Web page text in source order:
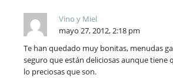
Vino y Miel
mayo 27, 2012, 2:18 pm
Te han quedado muy bonitas, menudas
seguro que están deliciosas aunque tiene
lo preciosas que son.